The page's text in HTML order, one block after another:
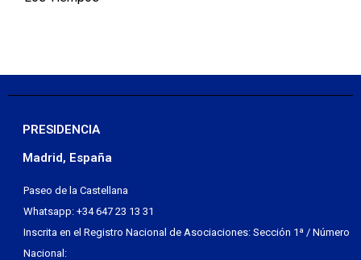
PRESIDENCIA
Madrid, España
Paseo de la Castellana
Whatsapp: +34 647 23 13 31
Inscrita en el Registro Nacional de Asociaciones: Sección 1ª / Número
Nacional: